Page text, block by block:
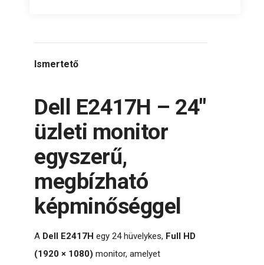
Ismertető
Dell E2417H – 24″
üzleti monitor
egyszerű,
megbízható
képminőséggel
A Dell E2417H egy 24 hüvelykes, Full HD
(1920 × 1080) monitor, amelyet